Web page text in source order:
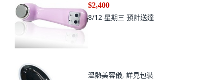
$2,400
8/12 星期三 預計送達
溫熱美容儀, 詳見包裝